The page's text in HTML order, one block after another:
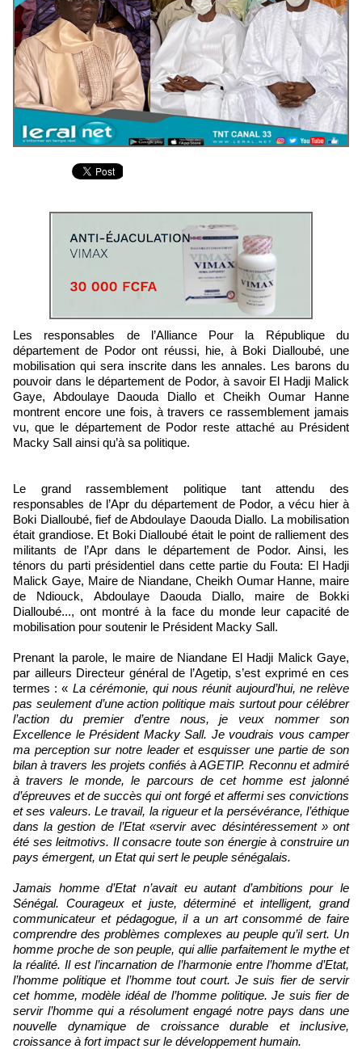
Les responsables de l’Alliance Pour la République du
département de Podor ont réussi, hie, à Boki Dialloubé, une
mobilisation qui sera inscrite dans les annales. Les barons du
pouvoir dans le département de Podor, à savoir El Hadji Malick
Gaye, Abdoulaye Daouda Diallo et Cheikh Oumar Hanne
montrent encore une fois, à travers ce rassemblement jamais
vu, que le département de Podor reste attaché au Président
Macky Sall ainsi qu’à sa politique.
Le grand rassemblement politique tant attendu des
responsables de l’Apr du département de Podor, a vécu hier à
Boki Dialloubé, fief de Abdoulaye Daouda Diallo. La mobilisation
était grandiose. Et Boki Dialloubé était le point de ralliement des
militants de l’Apr dans le département de Podor. Ainsi, les
ténors du parti présidentiel dans cette partie du Fouta: El Hadji
Malick Gaye, Maire de Niandane, Cheikh Oumar Hanne, maire
de Ndiouck, Abdoulaye Daouda Diallo, maire de Bokki
Dialloubé..., ont montré à la face du monde leur capacité de
mobilisation pour soutenir le Président Macky Sall.
Prenant la parole, le maire de Niandane El Hadji Malick Gaye,
par ailleurs Directeur général de l’Agetip, s’est exprimé en ces
termes : « La cérémonie, qui nous réunit aujourd’hui, ne relève
pas seulement d’une action politique mais surtout pour célébrer
l’action du premier d’entre nous, je veux nommer son
Excellence le Président Macky Sall. Je voudrais vous camper
ma perception sur notre leader et esquisser une partie de son
bilan à travers les projets confiés à AGETIP. Reconnu et admiré
à travers le monde, le parcours de cet homme est jalonné
d’épreuves et de succès qui ont forgé et affermi ses convictions
et ses valeurs. Le travail, la rigueur et la persévérance, l’éthique
dans la gestion de l’Etat «servir avec désintéressement » ont
été ses leitmotivs. Il consacre toute son énergie à construire un
pays émergent, un Etat qui sert le peuple sénégalais.
Jamais homme d’Etat n’avait eu autant d’ambitions pour le
Sénégal. Courageux et juste, déterminé et intelligent, grand
communicateur et pédagogue, il a un art consommé de faire
comprendre des problèmes complexes au peuple qu’il sert. Un
homme proche de son peuple, qui allie parfaitement le mythe et
la réalité. Il est l’incarnation de l’harmonie entre l’homme d’Etat,
l’homme politique et l’homme tout court. Je suis fier de servir
cet homme, modèle idéal de l’homme politique. Je suis fier de
servir l’homme qui a résolument engagé notre pays dans une
nouvelle dynamique de croissance durable et inclusive,
croissance à fort impact sur le développement humain.